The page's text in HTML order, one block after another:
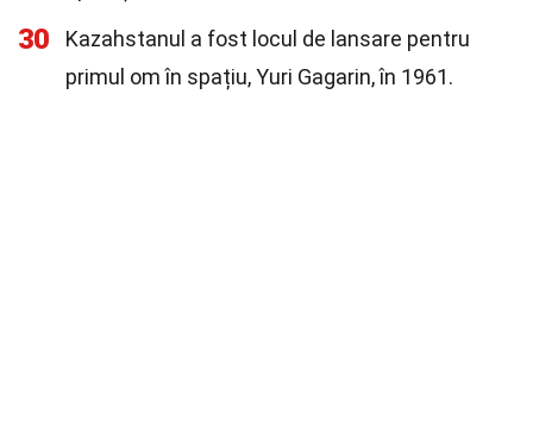
30
Kazahstanul a fost locul de lansare pentru
primul om în spațiu, Yuri Gagarin, în 1961.